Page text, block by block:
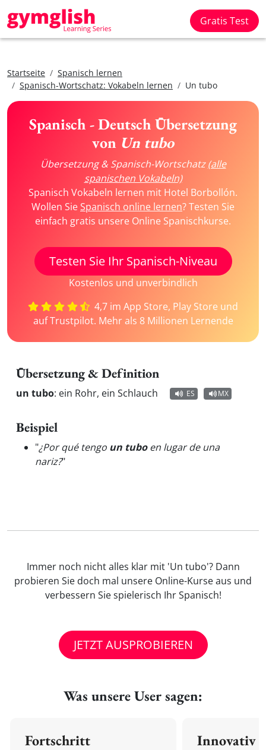
Gratis Test
Startseite
Spanisch lernen
Spanisch-Wortschatz: Vokabeln lernen
Un tubo
Spanisch - Deutsch Übersetzung
von Un tubo
Übersetzung & Spanisch-Wortschatz(alle
spanischen Vokabeln)
Spanisch Vokabeln lernen mit Hotel Borbollón.
Wollen SieSpanisch online lernen? Testen Sie
einfach gratis unsere Online Spanischkurse.
Testen Sie Ihr Spanisch-Niveau
Kostenlos und unverbindlich
4,7 im App Store, Play Store und
auf Trustpilot. Mehr als 8 Millionen Lernende
Übersetzung & Definition
un tubo: ein Rohr, ein Schlauch ES MX
Beispiel
"¿Por qué tengo un tuboen lugar de una
nariz?"
Immer noch nicht alles klar mit 'Un tubo'? Dann
probieren Sie doch mal unsere Online-Kurse aus und
verbessern Sie spielerisch Ihr Spanisch!
JETZT AUSPROBIEREN
Was unsere User sagen:
Fortschritt Innovativ